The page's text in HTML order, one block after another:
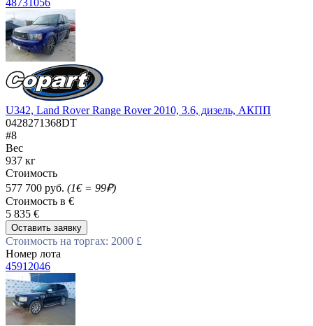
U342, Land Rover Range Rover 2010, 3.6, дизель, АКПП
0428271368DT
#8
Вес
937 кг
Стоимость
577 700 руб. (1€ = 99₽)
Стоимость в €
5 835 €
Оставить заявку
Стоимость на торгах: 2000 £
Номер лота
45912046